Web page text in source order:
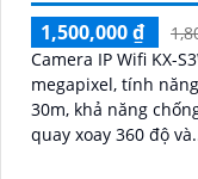
1,500,000 ₫
Camera IP Wifi KX-
megapixel, tính
30m, khả năng
quay xoay 360 độ